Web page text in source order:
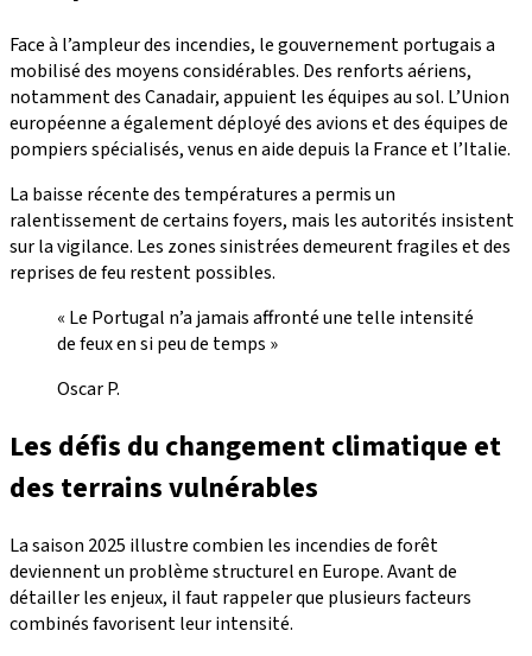
Face à l’ampleur des incendies, le gouvernement portugais a
mobilisé des moyens considérables. Des renforts aériens,
notamment des Canadair, appuient les équipes au sol. L’Union
européenne a également déployé des avions et des équipes de
pompiers spécialisés, venus en aide depuis la France et l’Italie.
La baisse récente des températures a permis un
ralentissement de certains foyers, mais les autorités insistent
sur la vigilance. Les zones sinistrées demeurent fragiles et des
reprises de feu restent possibles.
« Le Portugal n’a jamais affronté une telle intensité
de feux en si peu de temps »
Oscar P.
Les défis du changement climatique et
des terrains vulnérables
La saison 2025 illustre combien les incendies de forêt
deviennent un problème structurel en Europe. Avant de
détailler les enjeux, il faut rappeler que plusieurs facteurs
combinés favorisent leur intensité.